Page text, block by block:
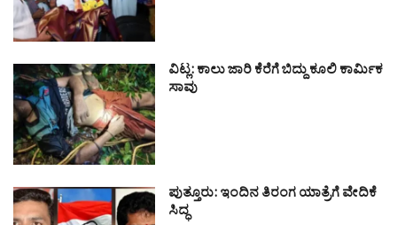
ವಿಟ್ಲ: ಕಾಲು ಜಾರಿ ಕೆರೆಗೆ ಬಿದ್ದು ಕೂಲಿ ಕಾರ್ಮಿಕ
ಸಾವು
ಪುತ್ತೂರು: ಇಂದಿನ ತಿರಂಗ ಯಾತ್ರೆಗೆ ವೇದಿಕೆ
ಸಿದ್ಧ